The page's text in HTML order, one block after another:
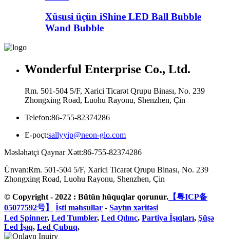
Xüsusi üçün iShine LED Ball Bubble
Wand Bubble
Wonderful Enterprise Co., Ltd.
Rm. 501-504 5/F, Xarici Ticarət Qrupu Binası, No. 239
Zhongxing Road, Luohu Rayonu, Shenzhen, Çin
Telefon:86-755-82374286
E-poçt:sallyyip@neon-glo.com
Məsləhətçi Qaynar Xətt:86-755-82374286
Ünvan:Rm. 501-504 5/F, Xarici Ticarət Qrupu Binası, No. 239
Zhongxing Road, Luohu Rayonu, Shenzhen, Çin
© Copyright - 2022 : Bütün hüquqlar qorunur. 【粤ICP备
05077592号】
İsti məhsullar - Saytın xəritəsi
Led Spinner, Led Tumbler, Led Qılınc, Partiya İşıqları, Şüşə
Led İşıq, Led Çubuq,